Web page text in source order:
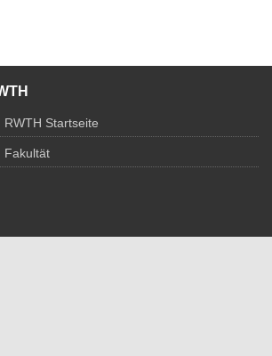
RWTH Startseite
Fakultät